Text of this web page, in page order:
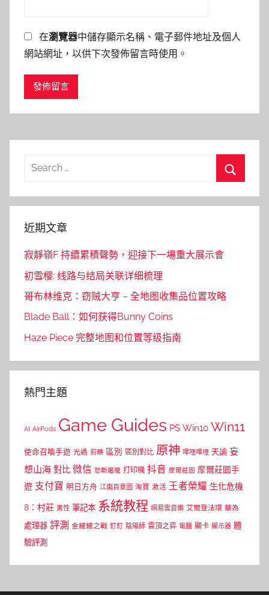
在瀏覽器中儲存顯示名稱、電子郵件地址及個人
網站網址，以供下次發佈留言時使用。
Search
近期文章
寂靜嶺F 持續累積聲勢，迎接下一場重大展示會
初雪樱: 线路与结局关联详细梳理
哥布林维克：窃贼大亨 – 全地图收集品位置攻略
Blade Ball：如何获得Bunny Coins
Haze Piece 完整地图和位置等级指南
熱門主題
AI AirPods Game Guides PS Win10 Win11
使命召喚手遊 光遇 剪映 區別 區別對比 原神 嗶哩嗶哩 天諭 妄
想山海 對比 微信 怒斬屠龍 打印機 抖音 摩爾莊園 摩爾莊園手
遊 支付寶 明日方舟 江南百景圖 淘寶 激活 王者榮耀 生化危機
8：村莊 男性 筆記本 系統教程 網易雲音樂 艾爾登法環 華為
處理器 評測 金鏟鏟之戰 釘釘 陰陽師 雲頂之弈 電腦 顯卡 顯示器 體
驗評測